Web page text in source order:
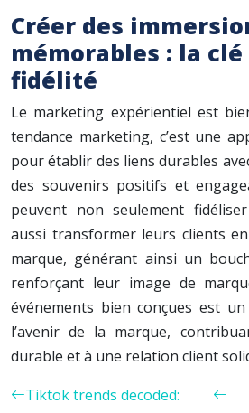
Créer des
mémorables : la clé
fidélité
Le marketing expérientiel est
tendance marketing, c’est une
pour établir des liens durables
des souvenirs positifs et
peuvent non seulement
aussi transformer leurs clients
marque, générant ainsi un
renforçant leur image de
événements bien conçues est
l’avenir de la marque,
durable et à une relation client
Tiktok trends decoded: